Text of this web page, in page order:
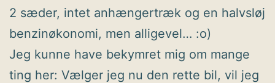
2 sæder, intet anhængertræk og en halvsløj
benzinøkonomi, men alligevel… :o)
Jeg kunne have bekymret mig om mange
ting her: Vælger jeg nu den rette bil, vil jeg